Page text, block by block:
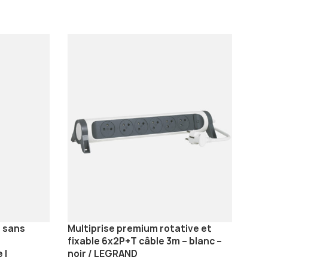
sans
|
Multiprise premium rotative et
fixable 6x2P+T câble 3m – blanc –
noir / LEGRAND